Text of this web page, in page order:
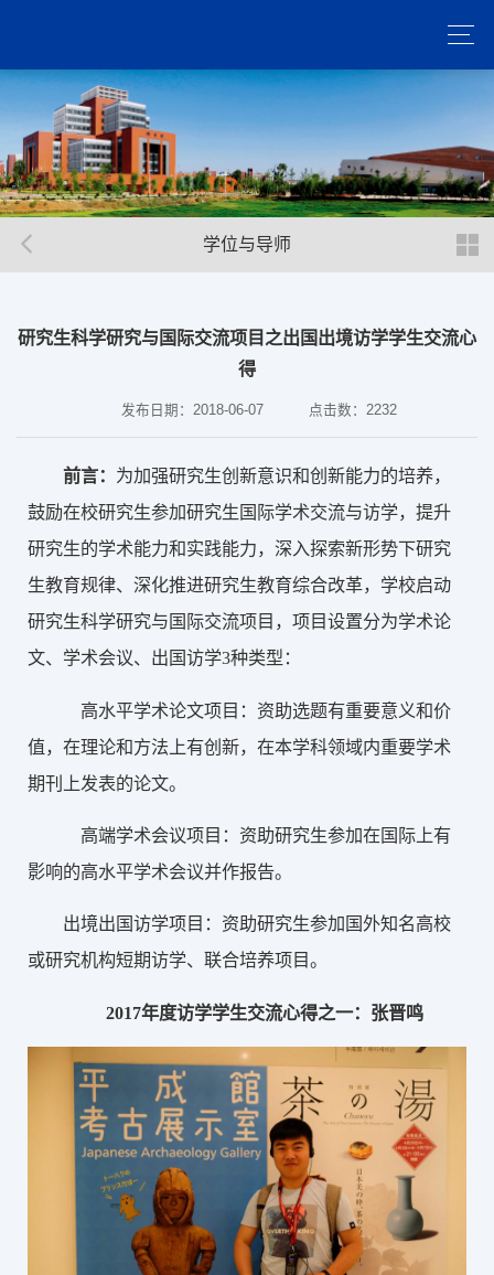
学位与导师
研究生科学研究与国际交流项目之出国出境访学学生交流心
得
发布日期：2018-06-07 点击数：2232
前言： 为加强研究生创新意识和创新能力的培养，
鼓励在校研究生参加研究生国际学术交流与访学，提升
研究生的学术能力和实践能力，深入探索新形势下研究
生教育规律、深化推进研究生教育综合改革，学校启动
研究生科学研究与国际交流项目，项目设置分为学术论
文、学术会议、出国访学3种类型：
高水平学术论文项目：资助选题有重要意义和价
值，在理论和方法上有创新，在本学科领域内重要学术
期刊上发表的论文。
高端学术会议项目：资助研究生参加在国际上有
影响的高水平学术会议并作报告。
出境出国访学项目：资助研究生参加国外知名高校
或研究机构短期访学、联合培养项目。
2017年度访学学生交流心得之一：张晋鸣